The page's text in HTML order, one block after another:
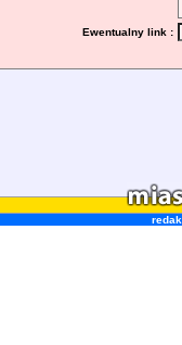
Ewentualny link :